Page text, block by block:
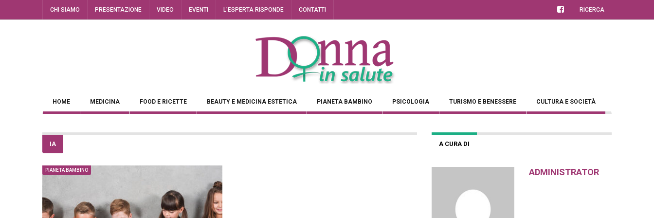
CHI SIAMO PRESENTAZIONE VIDEO EVENTI L’ESPERTA RISPONDE CONTATTI RICERCA
HOME MEDICINA FOOD E RICETTE BEAUTY E MEDICINA ESTETICA PIANETA BAMBINO PSICOLOGIA TURISMO E BENESSERE CULTURA E SOCIETÀ
IA
PIANETA BAMBINO
A CURA DI
ADMINISTRATOR